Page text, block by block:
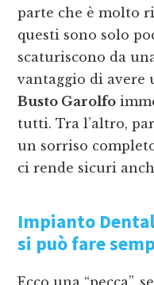
parte che è molto
questi sono solo
scaturiscono da
vantaggio di avere
Busto Garolfo
tutti. Tra l’altro,
un sorriso
ci rende sicuri
Impianto
si può fare